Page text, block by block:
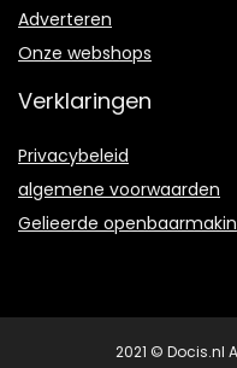
Adverteren
Onze webshops
Verklaringen
Privacybeleid
algemene voorwaarden
Gelieerde
2021 © Docis.nl